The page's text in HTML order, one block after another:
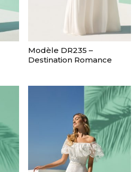
Modèle DR235 –
Destination Romance